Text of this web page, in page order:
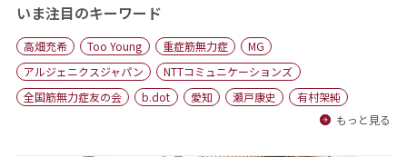
おすすめコンテンツ
出版物
会社概要
いま注目のキーワード
高畑充希 Too Young 重症筋無力症
MG
アルジェニクスジャパン
NTTコミュニケーションズ
全国筋無力症友の会
b.dot 愛知 瀬戸康史
有村架純
もっと見る